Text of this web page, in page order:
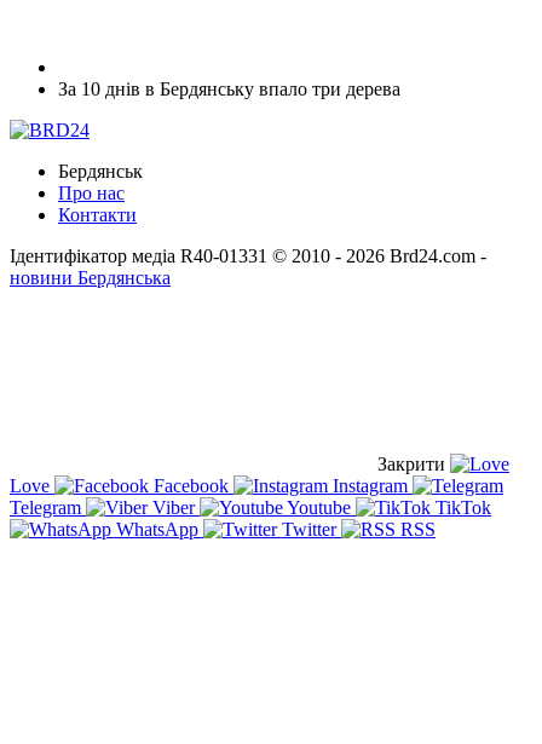
За 10 днів в Бердянську впало три дерева
Бердянськ
Про нас
Контакти
Ідентифікатор медіа R40-01331 © 2010 - 2026 Brd24.com -
новини Бердянська
Закрити
Love
Facebook
Instagram
Telegram
Viber Youtube
TikTok
WhatsApp
Twitter RSS